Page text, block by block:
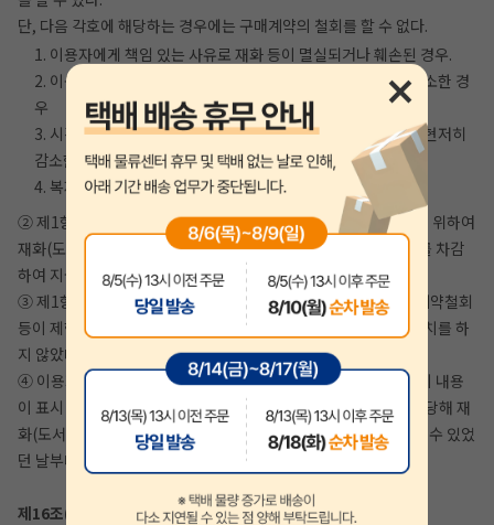
단, 다음 각호에 해당하는 경우에는 구매계약의 철회를 할 수 없다.
1. 이용자에게 책임 있는 사유로 재화 등이 멸실되거나 훼손된 경우.
2. 이용자의 사용 또는 일부 소비로 재화 등의 가치가 현저히 감소한 경
우
3. 시간이 지나 다시 판매하기 곤란할 정도로 재화 등의 가치가 현저히
감소한 경우
4. 복제가 가능한 재화 등의 포장을 훼손한 경우
② 제1항 제1호에 해당하더라도 재화(도서) 등의 내용을 확인하기 위하여
재화(도서) 등의 포장을 훼손한 경우에는 해당 도서 정가의 30%를 차감
하여 지급하는 조건으로 구매계약의 철회를 할 수 있다.
③ 제1항 제2호 내지 제4호의 경우에 지안에듀에서 사전에 구매계약철회
등이 제한되는 사실을 소비자가 쉽게 알 수 있는 곳에 명기하는 조치를 하
지 않았다면 이용자의 철회권이 제한되지 않는다.
④ 이용자는 제1항 및 제2항의 규정에도 불구하고 재화(도서) 등의 내용
이 표시·광고 내용과 다르거나 계약내용과 다르게 이행된 때에는 당해 재
화(도서) 등을 공급 받은 날부터 3월 이내, 그 사실을 안 날 또는 알 수 있었
던 날부터 30일 이내에 구매계약철회 등을 할 수 있다.
제16조(디지털콘텐츠 등의 구매계약철회, 변경 등)